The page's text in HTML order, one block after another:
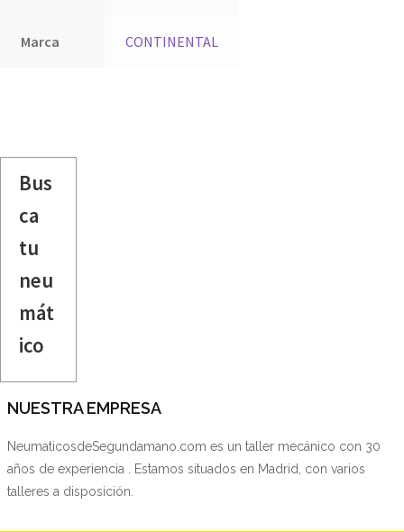
Marca CONTINENTAL
Bus
ca
tu
neu
mát
ico
NUESTRA EMPRESA
NeumaticosdeSegundamano.com es un taller mecánico con 30
años de experiencia . Estamos situados en Madrid, con varios
talleres a disposición.